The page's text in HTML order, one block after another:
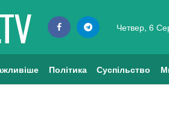
Четвер, 6
Політика Суспільство